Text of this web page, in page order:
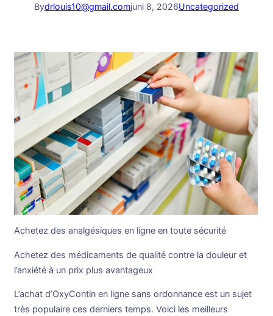
Bydrlouis10@gmail.comjuni 8, 2026Uncategorized
Achetez des analgésiques en ligne en toute sécurité
Achetez des médicaments de qualité contre la douleur et
l’anxiété à un prix plus avantageux
L’achat d’OxyContin en ligne sans ordonnance est un sujet
très populaire ces derniers temps. Voici les meilleurs